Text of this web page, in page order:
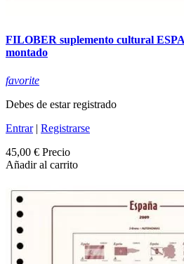
FILOBER suplemento cultural
montado
favorite
Debes de estar registrado
Entrar| Registrarse
45,00 € Precio
Añadir al carrito